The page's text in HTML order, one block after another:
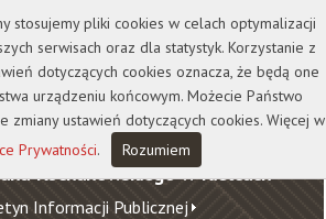
Biblioteka
Wydawnictwo
Kochanowskiego w Kielcach
Informacji Publicznej
stosujemy pliki cookies w celach optymalizacji
serwisach oraz dla statystyk. Korzystanie z
dotyczących cookies oznacza, że będą one
urządzeniu końcowym. Możecie Państwo
zmiany ustawień dotyczących cookies. Więcej w
Prywatności. Rozumiem